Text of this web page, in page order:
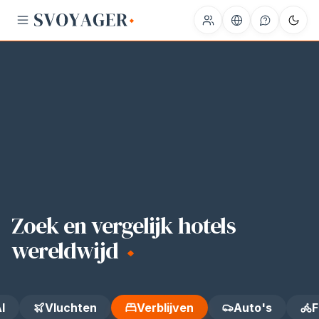
Zoek en vergelijk hotels
wereldwijd
Vluchten Verblijven Auto's